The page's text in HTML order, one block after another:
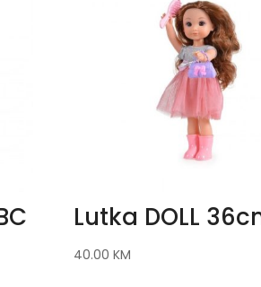
Lutka DOLL
40.00KM